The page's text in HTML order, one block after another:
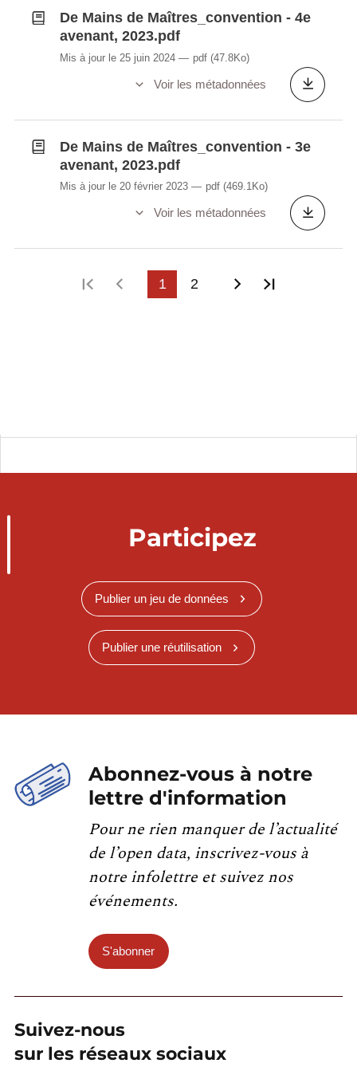
De Mains de Maîtres_convention - 4e
avenant, 2023.pdf
Mis à jour le 25 juin 2024 pdf (47.8Ko)
Voir les métadonnées
De Mains de Maîtres_convention - 3e
avenant, 2023.pdf
Mis à jour le 20 février 2023 pdf (469.1Ko)
Voir les métadonnées
Première page
Page précédente
1 2 Page suivante
Participez
Publier un jeu de données
Publier une réutilisation
Abonnez-vous à notre
lettre d'information
Pour ne rien manquer de l’actualité
de l’open data, inscrivez-vous à
notre infolettre et suivez nos
événements.
S'abonner
Suivez-nous
sur les réseaux sociaux